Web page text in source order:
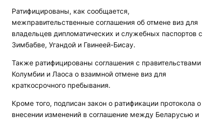
Ратифицированы, как сообщается,
межправительственные соглашения об отмене виз для
владельцев дипломатических и служебных паспортов с
Зимбабве, Угандой и Гвинеей-Бисау.
Также ратифицированы соглашения с правительствами
Колумбии и Лаоса о взаимной отмене виз для
краткосрочного пребывания.
Кроме того, подписан закон о ратификации протокола о
внесении изменений в соглашение между Беларусью и